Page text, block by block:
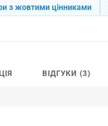
з жовтими цінниками
ВІДГУКИ (3)